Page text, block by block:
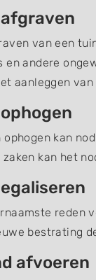
van een
en andere
aanleggen
ophogen kan
zaken kan het
reden
bestrating
afvoeren